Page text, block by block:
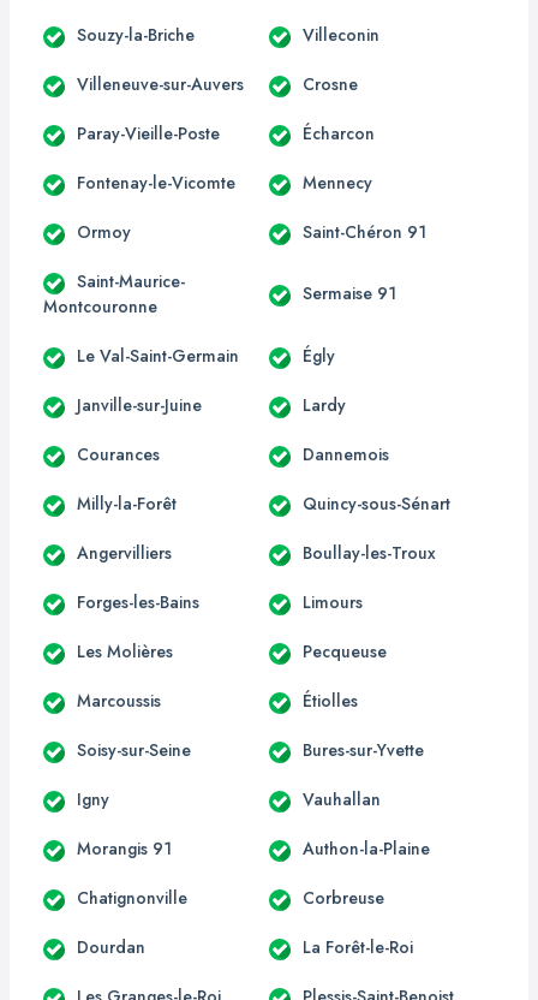
Souzy-la-Briche Villeconin
Villeneuve-sur-Auvers Crosne
Paray-Vieille-Poste Écharcon
Fontenay-le-Vicomte Mennecy
Ormoy Saint-Chéron 91
Saint-Maurice-
Montcouronne
Sermaise 91
Le Val-Saint-Germain Égly
Janville-sur-Juine Lardy
Courances Dannemois
Milly-la-Forêt Quincy-sous-Sénart
Angervilliers Boullay-les-Troux
Forges-les-Bains Limours
Les Molières Pecqueuse
Marcoussis Étiolles
Soisy-sur-Seine Bures-sur-Yvette
Igny Vauhallan
Morangis 91 Authon-la-Plaine
Chatignonville Corbreuse
Dourdan La Forêt-le-Roi